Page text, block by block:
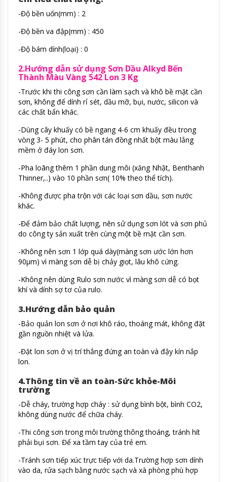
-Độ bền uốn(mm) : 2
-Độ bền va đập(mm) : 450
-Độ bám dính(loại) : 0
2.Hướng dẫn sử dụng Sơn Dầu Alkyd Bến
Thành Màu Vàng 542 Lon 3 Kg
-Trước khi thi công sơn cần làm sạch và khô bề mặt cần
sơn, không để dính rỉ sét, dầu mỡ, bụi, nước, silicon và
các chất bẩn khác.
-Dùng cây khuấy có bề ngang 4-6 cm khuấy đều trong
vòng 3- 5 phút, cho phân tán đồng nhất bột màu lắng
mềm ở đáy lon sơn.
-Pha loãng thêm 1 phần dung môi (xăng Nhật, Benthanh
Thinner,..) vào 10 phần sơn( 10% theo thể tích).
-Không được pha trộn với các loại sơn dầu, sơn nước
khác.
-Để đảm bảo chất lượng, nên sử dụng sơn lót và sơn phủ
do công ty sản xuất trên cùng một bề mặt cần sơn.
-Không nên sơn 1 lớp quá dày(màng sơn ước lớn hơn
90μm) vì màng sơn dễ bị chảy giọt, lâu khô cứng.
-Không nên dùng Rulo sơn nước vì màng sơn dễ có bọt
khí và dính sợ tơ của rulo.
3.Hướng dẫn bảo quản
-Bảo quản lon sơn ở nơi khô ráo, thoáng mát, không đặt
gần nguồn nhiệt và lửa.
-Đặt lon sơn ở vị trí thẳng đứng an toàn và đậy kín nắp
lon.
4.Thông tin về an toàn-Sức khỏe-Môi
trường
-Dễ cháy, trường hợp cháy : sử dụng bình bột, bình CO2,
không dùng nước để chữa cháy.
-Thi công sơn trong môi trường thông thoáng, tránh hít
phải bụi sơn. Để xa tầm tay của trẻ em.
-Tránh sơn tiếp xúc trực tiếp với da.Trường hợp sơn dính
vào da, rửa sạch bằng nước sạch và xà phòng phù hợp